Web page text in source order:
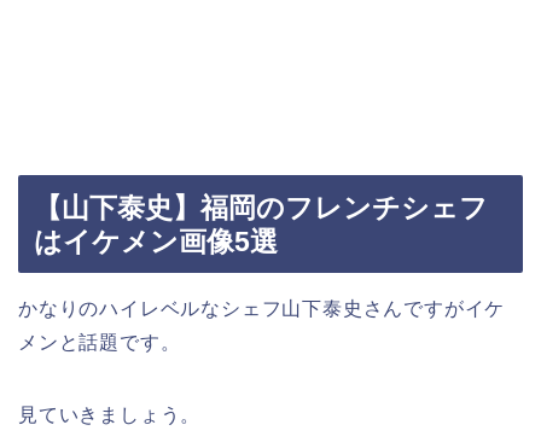
【山下泰史】福岡のフレンチシェフ
はイケメン画像5選
かなりのハイレベルなシェフ山下泰史さんですがイケ
メンと話題です。
見ていきましょう。